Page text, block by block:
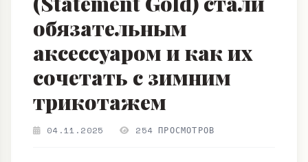
обязательным
аксессуаром и как их
сочетать с зимним
трикотажем
04.11.2025 254 ПРОСМОТРОВ